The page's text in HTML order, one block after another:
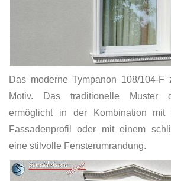
Das moderne Tympanon 108/104-F
Motiv. Das traditionelle Muster
ermöglicht in der Kombination mit
Fassadenprofil oder mit einem
eine stilvolle Fensterumrandung.